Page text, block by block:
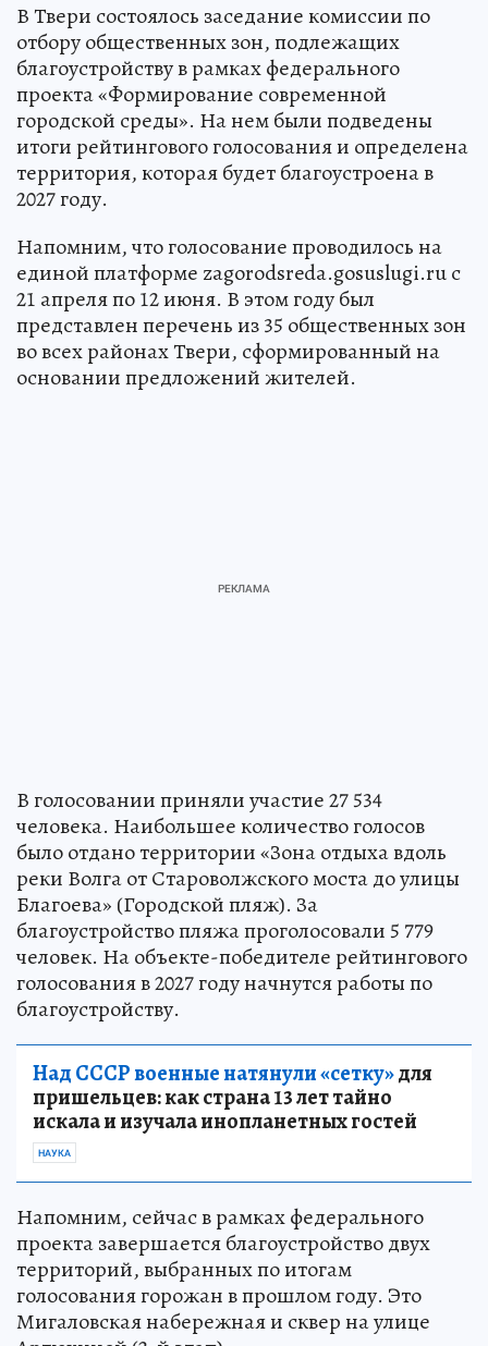
В Твери состоялось заседание комиссии по
отбору общественных зон, подлежащих
благоустройству в рамках федерального
проекта «Формирование современной
городской среды». На нем были подведены
итоги рейтингового голосования и определена
территория, которая будет благоустроена в
2027 году.
Напомним, что голосование проводилось на
единой платформе zagorodsreda.gosuslugi.ru с
21 апреля по 12 июня. В этом году был
представлен перечень из 35 общественных зон
во всех районах Твери, сформированный на
основании предложений жителей.
В голосовании приняли участие 27 534
человека. Наибольшее количество голосов
было отдано территории «Зона отдыха вдоль
реки Волга от Староволжского моста до улицы
Благоева» (Городской пляж). За
благоустройство пляжа проголосовали 5 779
человек. На объекте-победителе рейтингового
голосования в 2027 году начнутся работы по
благоустройству.
Над СССР военные натянули «сетку»для
пришельцев: как страна 13 лет тайно
искала и изучала инопланетных гостей
НАУКА
Напомним, сейчас в рамках федерального
проекта завершается благоустройство двух
территорий, выбранных по итогам
голосования горожан в прошлом году. Это
Мигаловская набережная и сквер на улице